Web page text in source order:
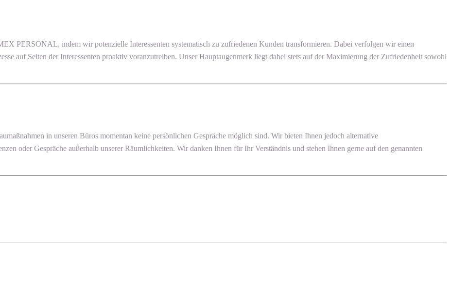
PERSONAL, indem wir potenzielle Interessenten systematisch zu zufriedenen Kunden transformieren. Dabei verfolgen wir einen
auf Seiten der Interessenten proaktiv voranzutreiben. Unser Hauptaugenmerk liegt dabei stets auf der Maximierung der Zufriedenheit sowohl
in unseren Büros momentan keine persönlichen Gespräche möglich sind. Wir bieten Ihnen jedoch alternative
oder Gespräche außerhalb unserer Räumlichkeiten. Wir danken Ihnen für Ihr Verständnis und stehen Ihnen gerne auf den genannten